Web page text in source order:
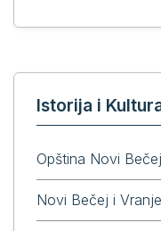
Istorija i
Opština Novi Bečej
Novi Bečej i